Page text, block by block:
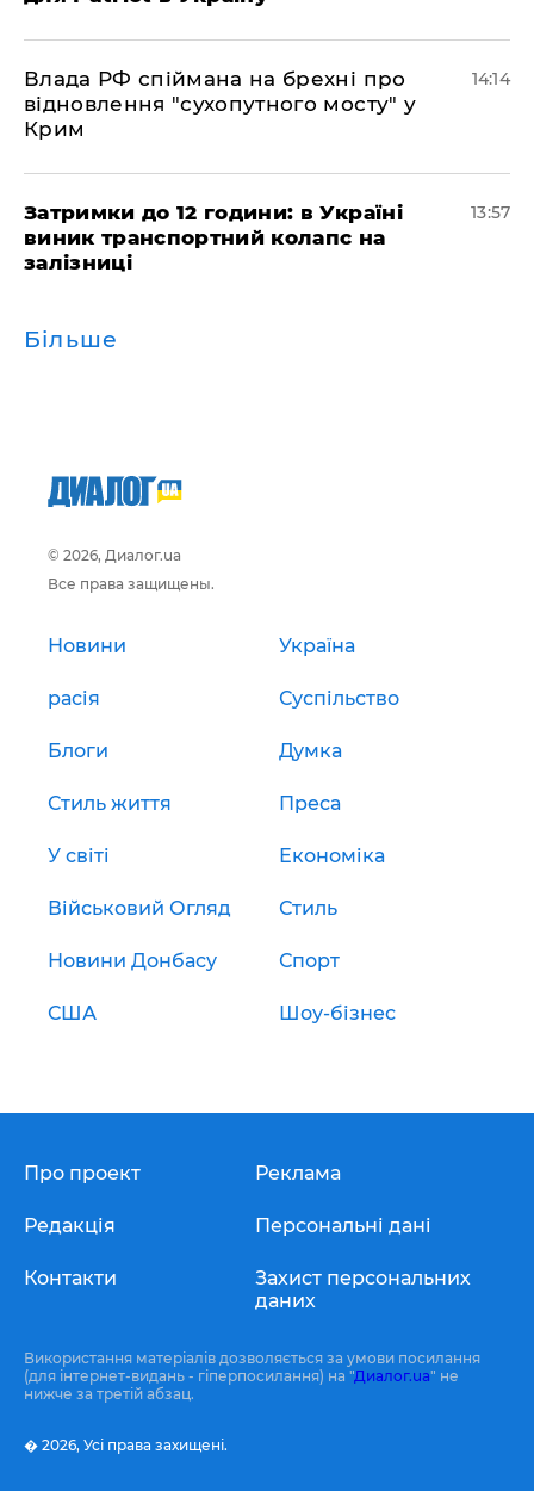
Влада РФ спіймана на брехні про
відновлення "сухопутного мосту" у
Крим
14:14
Затримки до 12 години: в Україні
виник транспортний колапс на
залізниці
13:57
Більше
© 2026, Диалог.ua
Все права защищены.
Новини Україна
расія Суспільство
Блоги Думка
Стиль життя Преса
У світі Економіка
Військовий Огляд Стиль
Новини Донбасу Спорт
США Шоу-бізнес
Про проект
Редакція
Контакти
Реклама
Персональні дані
Захист персональних
даних
Використання матеріалів дозволяється за умови посилання
(для інтернет-видань - гіперпосилання) на "Диалог.ua" не
нижче за третій абзац.
� 2026, Усі права захищені.